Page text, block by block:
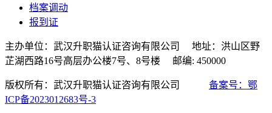
档案调动
报到证
主办单位：武汉升职猫认证咨询有限公司 地址：洪山区野
芷湖西路16号高层办公楼7号、8号楼 邮编: 450000
版权所有：武汉升职猫认证咨询有限公司 备案号：鄂
ICP备2023012683号-3